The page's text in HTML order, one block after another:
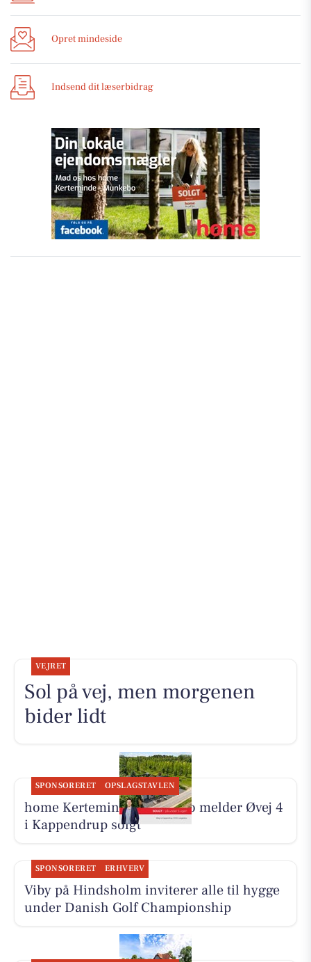
Opret mindeside
Indsend dit læserbidrag
VEJRET
Sol på vej, men morgenen
bider lidt
SPONSORERET OPSLAGSTAVLEN
home Kerteminde-Munkebo melder Øvej 4
i Kappendrup solgt
SPONSORERET ERHVERV
Viby på Hindsholm inviterer alle til hygge
under Danish Golf Championship